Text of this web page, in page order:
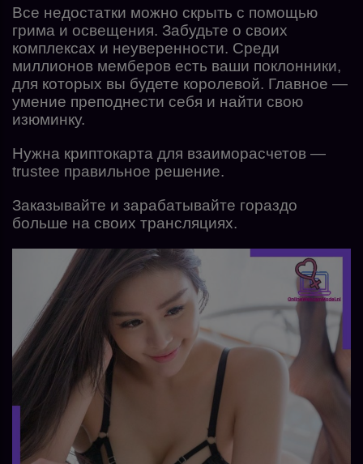
Все недостатки можно скрыть с помощью
грима и освещения. Забудьте о своих
комплексах и неуверенности. Среди
миллионов мемберов есть ваши поклонники,
для которых вы будете королевой. Главное —
умение преподнести себя и найти свою
изюминку.
Нужна криптокарта для взаиморасчетов —
trustee правильное решение.
Заказывайте и зарабатывайте гораздо
больше на своих трансляциях.